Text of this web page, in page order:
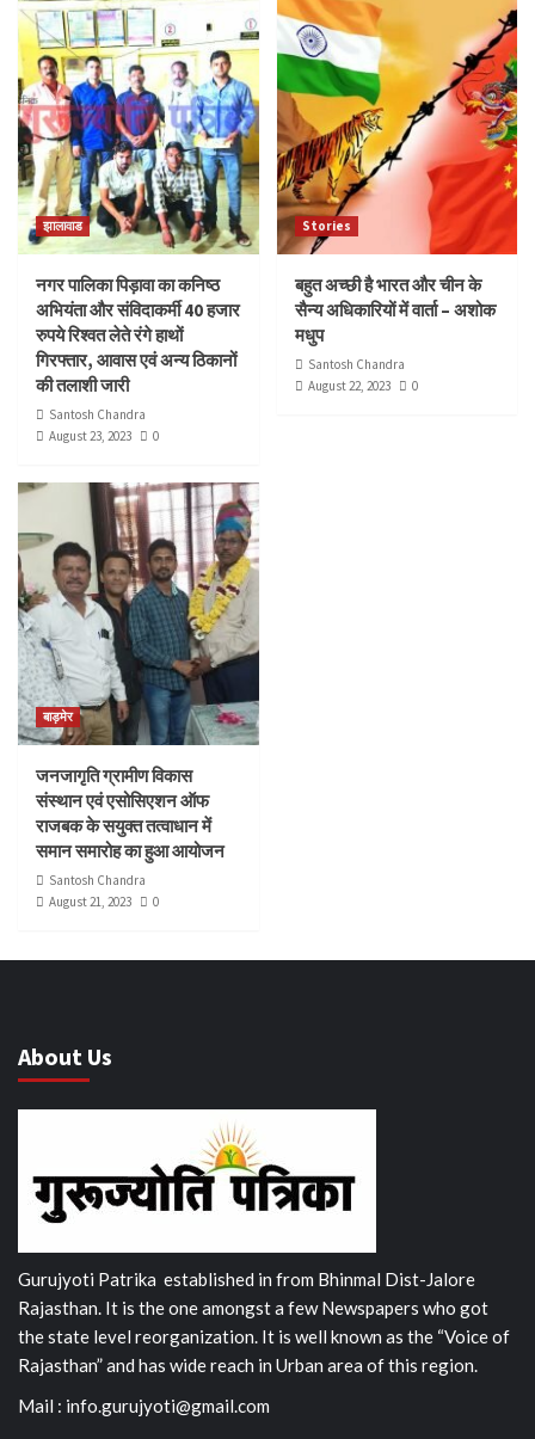
झालावाड
नगर पालिका पिड़ावा का कनिष्ठ
अभियंता और संविदाकर्मी 40 हजार
रुपये रिश्वत लेते रंगे हाथों
गिरफ्तार, आवास एवं अन्य ठिकानों
की तलाशी जारी
Santosh Chandra
August 23, 2023
0
Stories
बहुत अच्छी है भारत और चीन के
सैन्य अधिकारियों में वार्ता – अशोक
मधुप
Santosh Chandra
August 22, 2023
0
बाड़मेर
जनजागृति ग्रामीण विकास
संस्थान एवं एसोसिएशन ऑफ
राजबक के सयुक्त तत्वाधान में
समान समारोह का हुआ आयोजन
Santosh Chandra
August 21, 2023
0
About Us
Gurujyoti Patrika established in from Bhinmal Dist-Jalore
Rajasthan. It is the one amongst a few Newspapers who got
the state level reorganization. It is well known as the “Voice of
Rajasthan” and has wide reach in Urban area of this region.
Mail : info.gurujyoti@gmail.com